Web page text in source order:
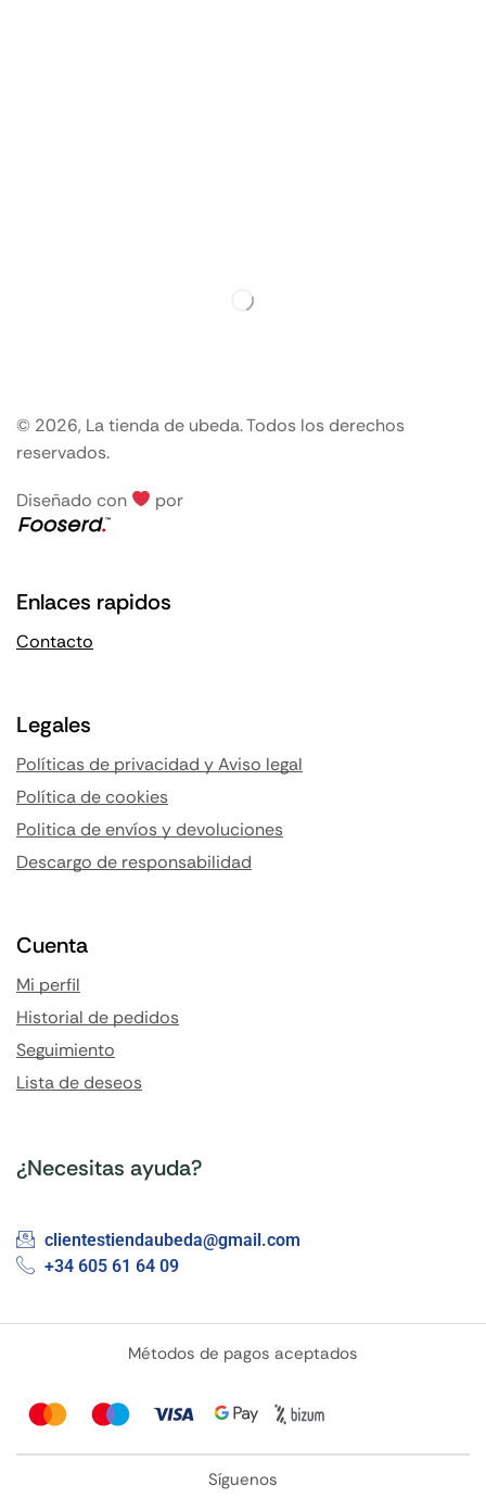
© 2026, La tienda de ubeda. Todos los derechos
reservados.
Diseñado con por
Enlaces rapidos
Contacto
Legales
Políticas de privacidad y Aviso legal
Política de cookies
Politica de envíos y devoluciones
Descargo de responsabilidad
Cuenta
Mi perfil
Historial de pedidos
Seguimiento
Lista de deseos
¿Necesitas ayuda?
clientestiendaubeda@gmail.com
+34 605 61 64 09
Métodos de pagos aceptados
Síguenos